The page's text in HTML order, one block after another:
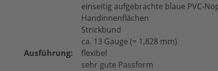
Ausführung:
einseiti­g aufgebrachte blaue PVC-
Handinnenflächen
Strickbund
ca. 13 Gauge (= 1,828 mm)
flexibel
sehr gute Passform